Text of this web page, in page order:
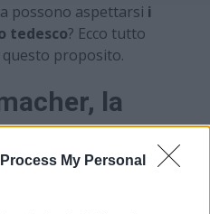
My Personal
possono aspettarsi i
tedesco? Ecco tutto
questo proposito.
la
aspettavano
venne